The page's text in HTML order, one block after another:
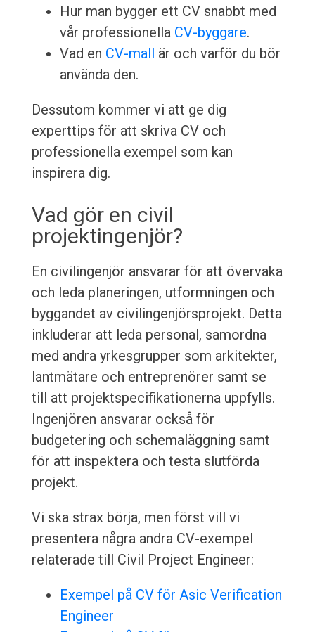
Hur man bygger ett CV snabbt med
vår professionella CV-byggare.
Vad en CV-mall är och varför du bör
använda den.
Dessutom kommer vi att ge dig
experttips för att skriva CV och
professionella exempel som kan
inspirera dig.
Vad gör en civil
projektingenjör?
En civilingenjör ansvarar för att övervaka
och leda planeringen, utformningen och
byggandet av civilingenjörsprojekt. Detta
inkluderar att leda personal, samordna
med andra yrkesgrupper som arkitekter,
lantmätare och entreprenörer samt se
till att projektspecifikationerna uppfylls.
Ingenjören ansvarar också för
budgetering och schemaläggning samt
för att inspektera och testa slutförda
projekt.
Vi ska strax börja, men först vill vi
presentera några andra CV-exempel
relaterade till Civil Project Engineer:
Exempel på CV för Asic Verification
Engineer